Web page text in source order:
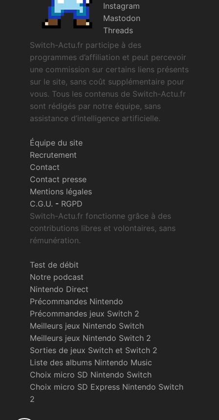
Instagram
Mastodon
Threads
Switch-Actu.fr participe à des
programmes d’affiliation et peut percevoir
une commission sur certains liens présents
sur le site, sans coût supplémentaire pour
vous. Tous les contenus de Switch-Actu.fr
sont rédigés par notre équipe, sans
assistance d’intelligence artificielle.
Équipe du site
Recrutement
Contact
Contact presse
Mentions légales
C.G.U. - RGPD
Switch-Actu.fr fonctionne grâce à des
contributions libres et volontaires, sans
rémunération.
Test de débit
Notre podcast
Nintendo Direct
Précommandes Nintendo
Précommandes jeux Switch 2
Meilleurs jeux Nintendo Switch
Meilleurs jeux Nintendo Switch 2
Sorties de jeux Switch et Switch 2
Liste des albums Nintendo Music
Choix micro SD Nintendo Switch
Choix micro SD Express Nintendo Switch
2